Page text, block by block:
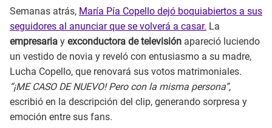
Semanas atrás, María Pía Copello dejó boquiabiertos a sus
seguidores al anunciar que se volverá a casar. La
empresaria y exconductora de televisión apareció luciendo
un vestido de novia y reveló con entusiasmo a su madre,
Lucha Copello, que renovará sus votos matrimoniales.
“¡ME CASO DE NUEVO! Pero con la misma persona”,
escribió en la descripción del clip, generando sorpresa y
emoción entre sus fans.